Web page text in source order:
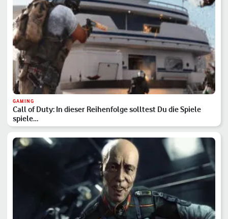
GAMING
Call of Duty: In dieser Reihenfolge solltest Du die Spiele
spiele…